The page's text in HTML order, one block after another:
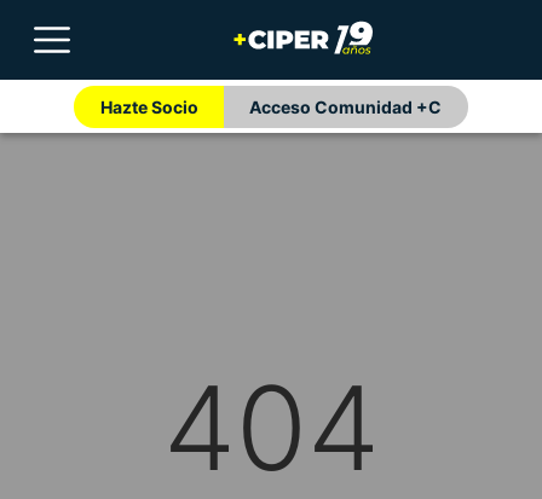
Hazte Socio Acceso Comunidad +C
404